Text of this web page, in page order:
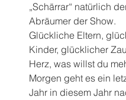
„Schärrar“ natürlich
Abräumer der Show.
Glückliche Eltern,
Kinder, glücklicher
Herz, was willst du
Morgen geht es ein
Jahr in diesem Jahr